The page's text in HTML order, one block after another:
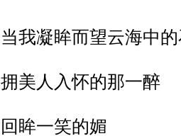
当我凝眸而望云海中
拥美人入怀的那一醉
回眸一笑的媚